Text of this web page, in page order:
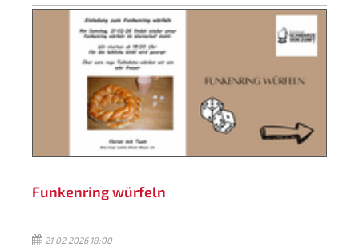
Funkenring würfeln
21.02.2026 18:00